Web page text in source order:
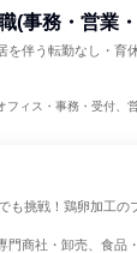
(事務・営業
を伴う転勤なし・育
ィス・事務・受付、営業
も挑戦！鶏卵加工の
門商社・卸売、食品